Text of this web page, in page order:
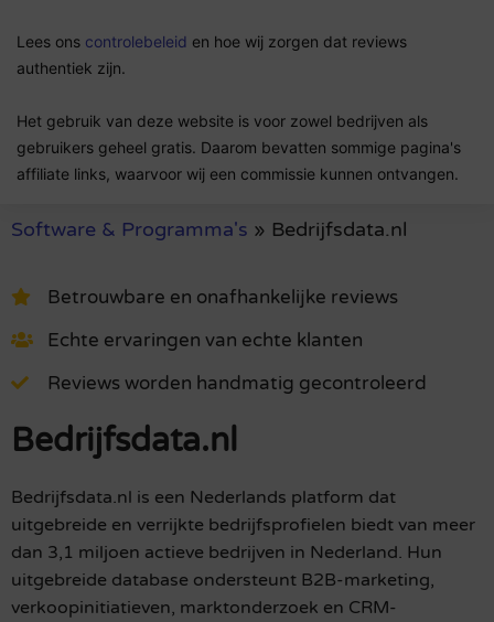
Lees ons controlebeleid en hoe wij zorgen dat reviews
authentiek zijn.
Het gebruik van deze website is voor zowel bedrijven als
gebruikers geheel gratis. Daarom bevatten sommige pagina's
affiliate links, waarvoor wij een commissie kunnen ontvangen.
Software & Programma's » Bedrijfsdata.nl
Betrouwbare en onafhankelijke reviews
Echte ervaringen van echte klanten
Reviews worden handmatig gecontroleerd
Bedrijfsdata.nl
Bedrijfsdata.nl is een Nederlands platform dat
uitgebreide en verrijkte bedrijfsprofielen biedt van meer
dan 3,1 miljoen actieve bedrijven in Nederland. Hun
uitgebreide database ondersteunt B2B-marketing,
verkoopinitiatieven, marktonderzoek en CRM-